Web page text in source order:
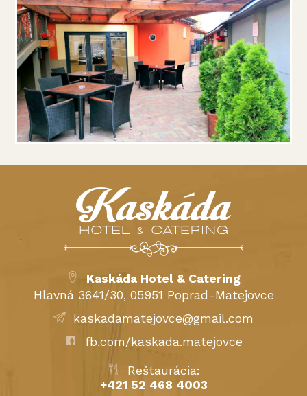
Kaskáda Hotel & Catering
Hlavná 3641/30, 05951 Poprad-Matejovce
kaskadamatejovce@gmail.com
fb.com/kaskada.matejovce
Reštaurácia:
+421 52 468 4003